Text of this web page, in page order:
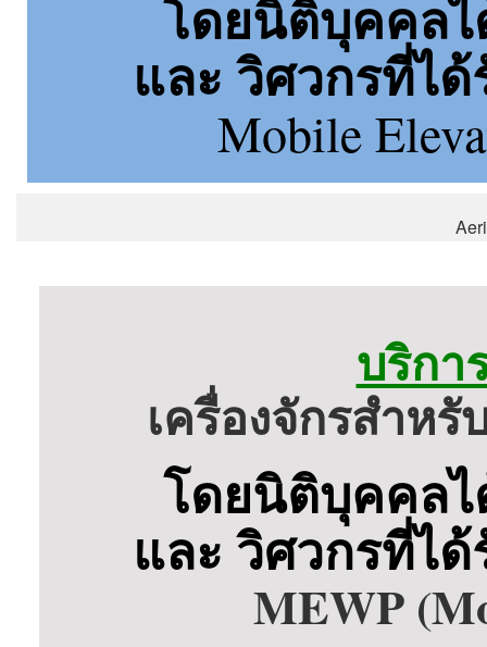
โดยนิติบุคคล
และ วิศวกรที่ไ
Mobile
บริกา
เครื่องจักรสำห
โดยนิติบุคคล
และ วิศวกรที่ไ
MEWP